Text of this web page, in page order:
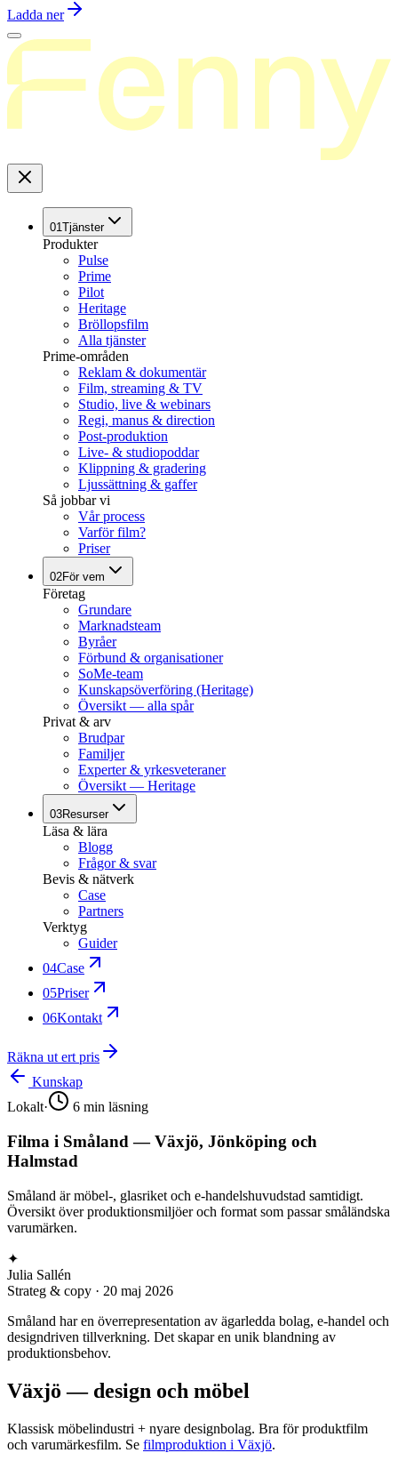
Ladda ner
01Tjänster
Produkter
Pulse
Prime
Pilot
Heritage
Bröllopsfilm
Alla tjänster
Prime-områden
Reklam & dokumentär
Film, streaming & TV
Studio, live & webinars
Regi, manus & direction
Post-produktion
Live- & studiopoddar
Klippning & gradering
Ljussättning & gaffer
Så jobbar vi
Vår process
Varför film?
Priser
02För vem
Företag
Grundare
Marknadsteam
Byråer
Förbund & organisationer
SoMe-team
Kunskapsöverföring (Heritage)
Översikt — alla spår
Privat & arv
Brudpar
Familjer
Experter & yrkesveteraner
Översikt — Heritage
03Resurser
Läsa & lära
Blogg
Frågor & svar
Bevis & nätverk
Case
Partners
Verktyg
Guider
04Case
05Priser
06Kontakt
Räkna ut ert pris
Kunskap
Lokalt· 6 min läsning
Filma i Småland — Växjö, Jönköping och
Halmstad
Småland är möbel-, glasriket och e-handelshuvudstad samtidigt.
Översikt över produktionsmiljöer och format som passar småländska
varumärken.
✦
Julia Sallén
Strateg & copy · 20 maj 2026
Småland har en överrepresentation av ägarledda bolag, e-handel och
designdriven tillverkning. Det skapar en unik blandning av
produktionsbehov.
Växjö — design och möbel
Klassisk möbelindustri + nyare designbolag. Bra för produktfilm
och varumärkesfilm. Se filmproduktion i Växjö.